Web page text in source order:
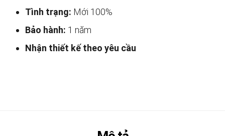
Tình trạng: Mới 100%
Bảo hành: 1 năm
Nhận thiết kế theo yêu cầu